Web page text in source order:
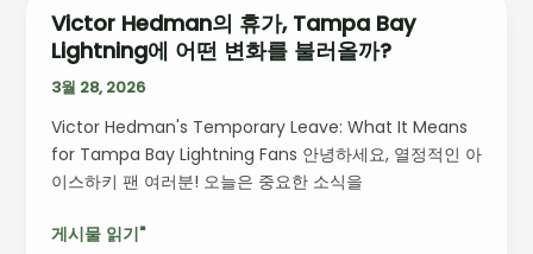
새
로
모
험
을
안
하
Victor Hedman의 휴가, Tampa Bay
Lightning에 어떤 변화를 불러올까?
3월 28, 2026
Victor Hedman's Temporary Leave: What It Means
for Tampa Bay Lightning Fans 안녕하세요, 열정적인 아
이스하키 팬 여러분! 오늘은 중요한 소식을
Victor
Hedman
의
휴
가,
Tampa
Bay
에
게시물 읽기"